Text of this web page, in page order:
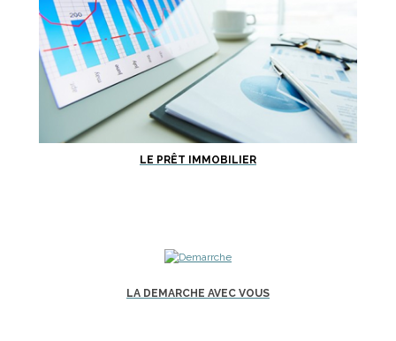
LE PRÊT IMMOBILIER
LA DEMARCHE AVEC VOUS